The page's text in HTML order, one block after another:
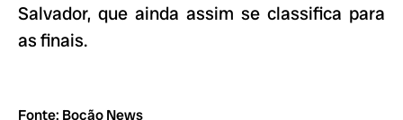
Salvador, que ainda assim se classifica para
as finais.
Fonte: Bocão News